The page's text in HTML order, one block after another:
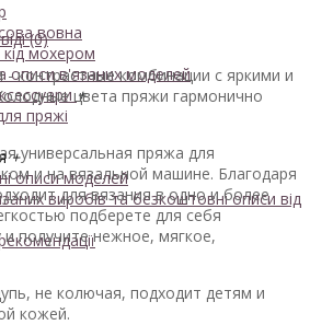
вовна
мохером
описи в'язаних моделей
+
пряжі
+
описи моделей
виробів та безкоштовні описи від
(0)
контрастные комбинации с яркими и
цвета пряжи гармонично
универсальная пряжа для
и на вязальной машине. Благодаря
для вязанияв одно и более
подберете для себя
получите нежное, мягкое,
не колючая, подходит детям и
кожей.